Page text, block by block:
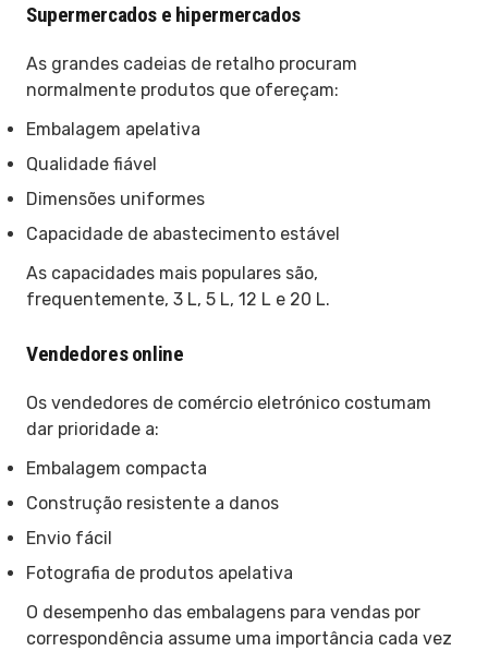
Supermercados e hipermercados
As grandes cadeias de retalho procuram
normalmente produtos que ofereçam:
Embalagem apelativa
Qualidade fiável
Dimensões uniformes
Capacidade de abastecimento estável
As capacidades mais populares são,
frequentemente, 3 L, 5 L, 12 L e 20 L.
Vendedores online
Os vendedores de comércio eletrónico costumam
dar prioridade a:
Embalagem compacta
Construção resistente a danos
Envio fácil
Fotografia de produtos apelativa
O desempenho das embalagens para vendas por
correspondência assume uma importância cada vez